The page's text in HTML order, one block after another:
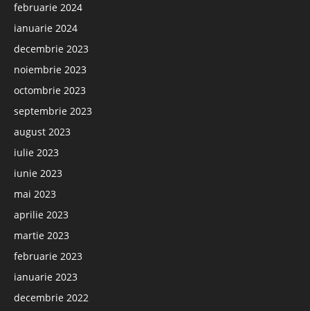
februarie 2024
ianuarie 2024
decembrie 2023
noiembrie 2023
octombrie 2023
septembrie 2023
august 2023
iulie 2023
iunie 2023
mai 2023
aprilie 2023
martie 2023
februarie 2023
ianuarie 2023
decembrie 2022